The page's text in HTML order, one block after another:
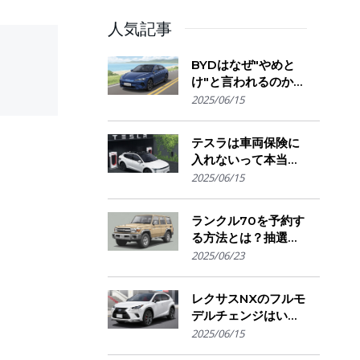
人気記事
BYDはなぜ"やめと
け"と言われるのか？
購入を迷う人が気に
解説
2025/06/15
テスラは車両保険に
入れないって本当？
保険会社の対応とオ
2025/06/15
ランクル70を予約す
る方法とは？抽選方
式・販売店選び・購
2025/06/23
レクサスNXのフルモ
デルチェンジはい
つ？発売時期・デザ
2025/06/15